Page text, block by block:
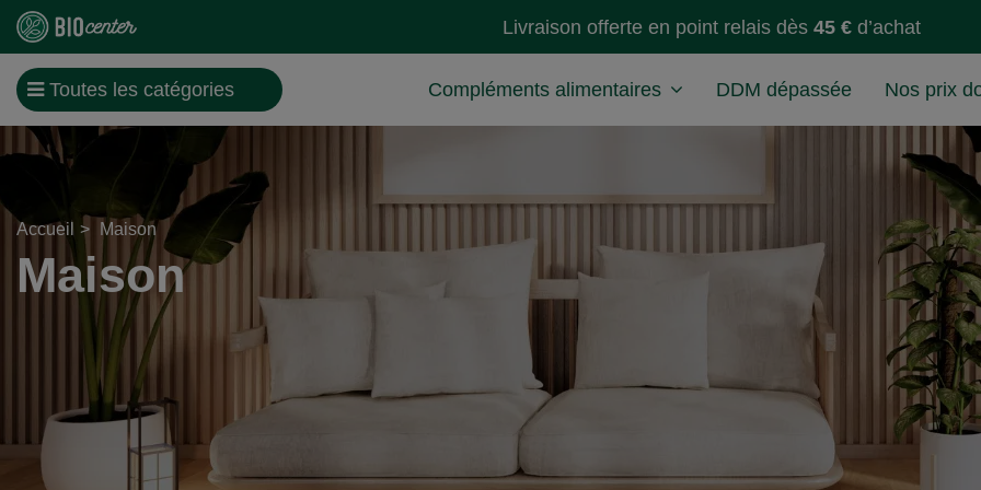
Livraison offerte en point relais dès 45 € d’achat
Toutes les catégories Compléments alimentaires DDM dépassée Nos prix
Accueil Maison
Maison